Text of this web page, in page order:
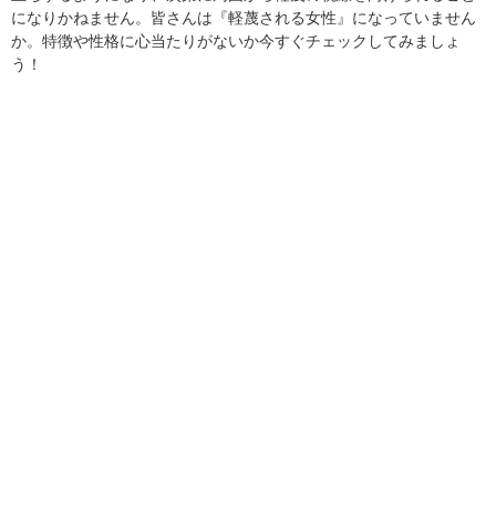
になりかねません。皆さんは『軽蔑される女性』になっていません
か。特徴や性格に心当たりがないか今すぐチェックしてみましょ
う！